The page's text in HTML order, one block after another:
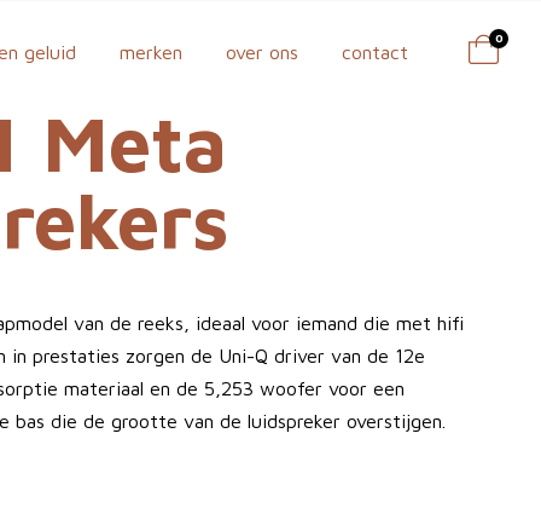
geluid merken over ons contact
0
Meta
van de reeks, ideaal voor iemand die met hifi
in prestaties zorgen de Uni-Q driver van de 12e
materiaal en de 5,253 woofer voor een
bas die de grootte van de luidspreker overstijgen.